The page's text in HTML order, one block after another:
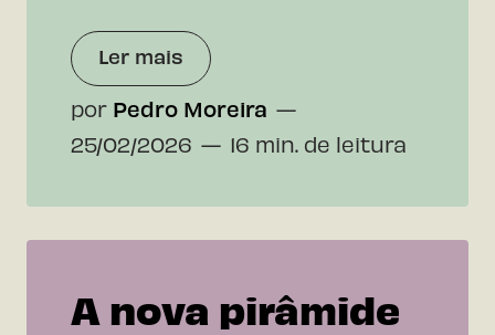
Ler mais
por Pedro Moreira
25/02/2026
16 min. de leitura
A nova pirâmide